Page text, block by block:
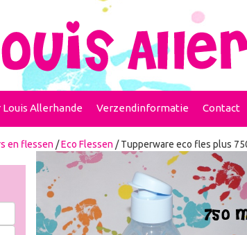
Louis Allerhande Verzendinformatie Contact
en flessen /Eco Flessen / Tupperware eco fles plus